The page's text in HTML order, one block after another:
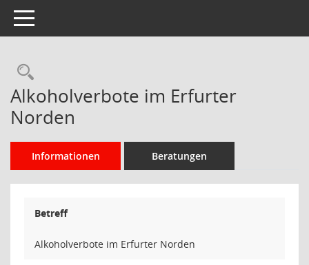
Toggle navigation
Rechercheauswahl
Alkoholverbote im Erfurter
Norden
Informationen Beratungen
Betreff
Alkoholverbote im Erfurter Norden